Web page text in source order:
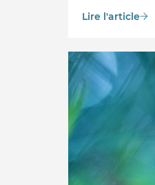
Lire l'article